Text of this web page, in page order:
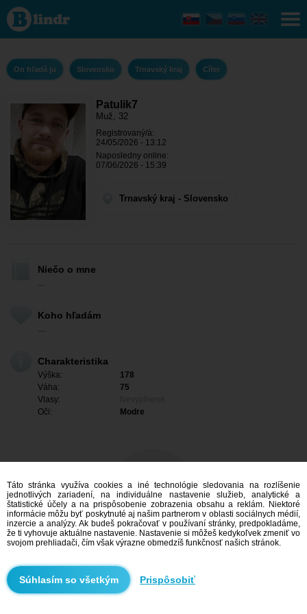
Patulik7
- On
hľadá ju
Trnavský
Cífer
On hľadá ju Slovensko Trnavský kraj Cífer
Patulik7
Muž, 32
Registrovaný/á:
24/05/2026 - 13:12
Naposledny online:
07/06/2026 - 15:39
Trnavský kraj - Slovensko
Niečo o mne
...
Koho hľadám
....
Charakteristika
Výška:
178
Váha:
75
Vlasy:
Oči:
Modre
Mám záujem
Vyhľadávanie
Táto stránka využíva cookies a iné technológie sledovania na rozlíšenie
jednotlivých zariadení, na individuálne nastavenie služieb, analytické a
štatistické účely a na prispôsobenie zobrazenia obsahu a reklám. Niektoré
informácie môžu byť poskytnuté aj našim partnerom v oblasti sociálnych médií,
inzercie a analýzy. Ak budeš pokračovať v používaní stránky, predpokladáme,
že ti vyhovuje aktuálne nastavenie. Nastavenie si môžeš kedykoľvek zmeniť vo
svojom prehliadači, čím však výrazne obmedzíš funkčnosť našich stránok.
Prispôsobiť